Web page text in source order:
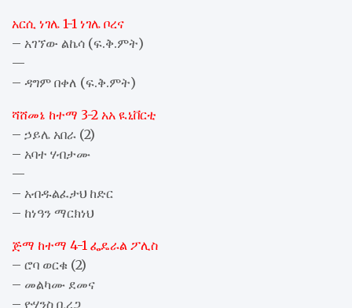
አርሲ ነገሌ 1-1 ነገሌ ቦረና
– አገኘው ልኬሳ (ፍ.ቅ.ምት)
—
– ዳግም በቀለ (ፍ.ቅ.ምት)
ሻሸመኔ ከተማ 3-2 አአ ዪኒቨርቲ
– ኃይሌ አበራ (2)
– አባተ ሃብታሙ
—
– አብዱልፈታህ ከድር
– ከነዓን ማርክነህ
ጅማ ከተማ 4-1 ፌዴራል ፖሊስ
– ሮባ ወርቁ (2)
– መልካሙ ደመና
– ዮሃንስ ቢረጋ